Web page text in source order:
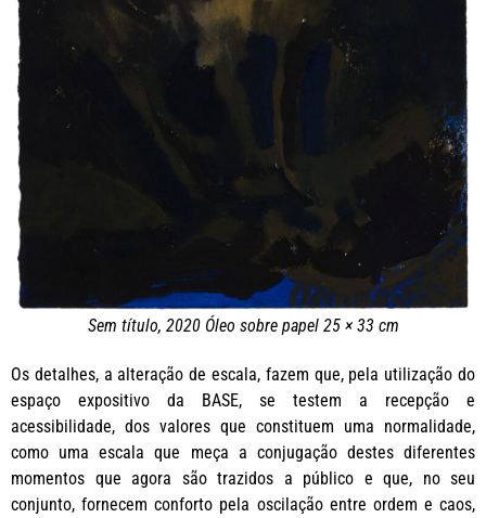
Sem título, 2020 Óleo sobre papel 25 × 33 cm
Os detalhes, a alteração de escala, fazem que, pela utilização do
espaço expositivo da BASE, se testem a recepção e
acessibilidade, dos valores que constituem uma normalidade,
como uma escala que meça a conjugação destes diferentes
momentos que agora são trazidos a público e que, no seu
conjunto, fornecem conforto pela oscilação entre ordem e caos,